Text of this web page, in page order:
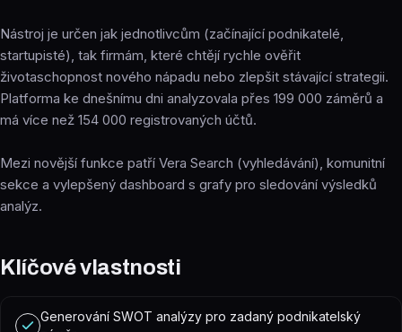
Nástroj je určen jak jednotlivcům (začínající podnikatelé,
startupisté), tak firmám, které chtějí rychle ověřit
životaschopnost nového nápadu nebo zlepšit stávající strategii.
Platforma ke dnešnímu dni analyzovala přes 199 000 záměrů a
má více než 154 000 registrovaných účtů.
Mezi novější funkce patří Vera Search (vyhledávání), komunitní
sekce a vylepšený dashboard s grafy pro sledování výsledků
analýz.
Klíčové vlastnosti
Generování SWOT analýzy pro zadaný podnikatelský